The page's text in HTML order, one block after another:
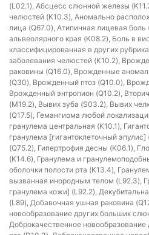
(L02.1), Абсцесс слюнной железы
челюстей (K10.3), Аномально
лица (Q67.0), Атипичная лицевая боль
альвеолярного края (K08.2), Боль в
классифицированная в других
заболевания челюстей (K10.2),
раковины (Q16.0), Врожденные
(Q30), Врожденный птоз (Q10.0),
Врожденный энтропион (Q10.2),
(M19.2), Вывих зуба (S03.2), Вывих
(Q17.5), Гемангиома любой
гранулема центральная (K10.1),
гранулема [гигантоклеточный
(Q75.2), Гипертрофия десны (K06.1),
(K14.6), Гранулема и
оболочки полости рта (K13.4),
вызванная инородным телом (L92.3),
гранулема кожи] (L92.2),
(L89), Добавочная ушная раковина
новообразование других больших
Доброкачественное